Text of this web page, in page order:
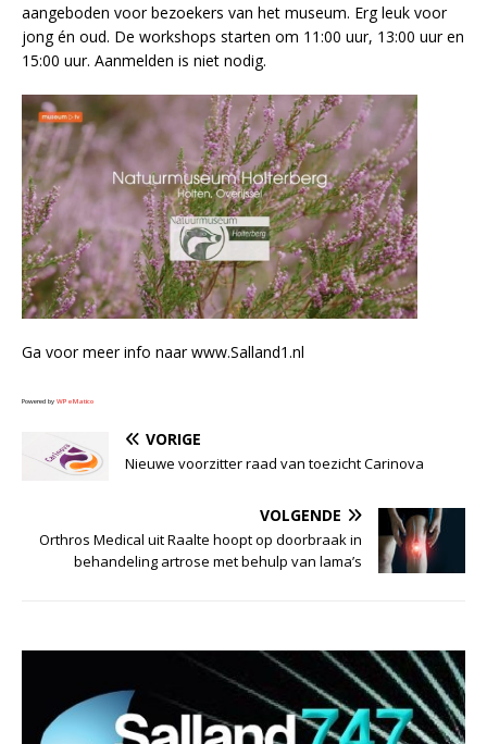
aangeboden voor bezoekers van het museum. Erg leuk voor
jong én oud. De workshops starten om 11:00 uur, 13:00 uur en
15:00 uur. Aanmelden is niet nodig.
Ga voor meer info naar www.Salland1.nl
Powered by WPeMatico
VORIGE
Nieuwe voorzitter raad van toezicht Carinova
VOLGENDE
Orthros Medical uit Raalte hoopt op doorbraak in
behandeling artrose met behulp van lama’s